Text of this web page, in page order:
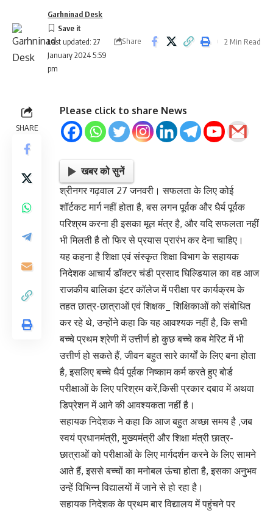
Last updated: 27
January 2024 5:59
pm
Garhninad Desk
Share 2 Min Read
SHARE
Please click to share News
खबर को सुनें
श्रीनगर गढ़वाल 27 जनवरी। सफलता के लिए कोई
शॉर्टकट मार्ग नहीं होता है, बस लगन पूर्वक और धैर्य पूर्वक
परिश्रम करना ही इसका मूल मंत्र है, और यदि सफलता नहीं
भी मिलती है तो फिर से प्रयास प्रारंभ कर देना चाहिए।
यह कहना है शिक्षा एवं संस्कृत शिक्षा विभाग के सहायक
निदेशक आचार्य डॉक्टर चंडी प्रसाद घिल्डियाल का वह आज
राजकीय बालिका इंटर कॉलेज में परीक्षा पर कार्यक्रम के
तहत छात्र-छात्राओं एवं शिक्षक_ शिक्षिकाओं को संबोधित
कर रहे थे, उन्होंने कहा कि यह आवश्यक नहीं है, कि सभी
बच्चे प्रथम श्रेणी में उत्तीर्ण हो कुछ बच्चे कब मेरिट में भी
उत्तीर्ण हो सकते हैं, जीवन बहुत सारे कार्यों के लिए बना होता
है, इसलिए बच्चे धैर्य पूर्वक निष्काम कर्म करते हुए बोर्ड
परीक्षाओं के लिए परिश्रम करें,किसी प्रकार दबाव में अथवा
डिप्रेशन में आने की आवश्यकता नहीं है।
सहायक निदेशक ने कहा कि आज बहुत अच्छा समय है ,जब
स्वयं प्रधानमंत्री, मुख्यमंत्री और शिक्षा मंत्री छात्र-
छात्राओं को परीक्षाओं के लिए मार्गदर्शन करने के लिए सामने
आते हैं, इससे बच्चों का मनोबल ऊंचा होता है, इसका अनुभव
उन्हें विभिन्न विद्यालयों में जाने से हो रहा है।
सहायक निदेशक के प्रथम बार विद्यालय में पहुंचने पर